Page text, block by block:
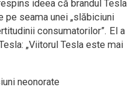
ideea că brandul Tesla
pe seama unei „slăbiciuni
consumatorilor”. El a
„Viitorul Tesla este mai
neonorate